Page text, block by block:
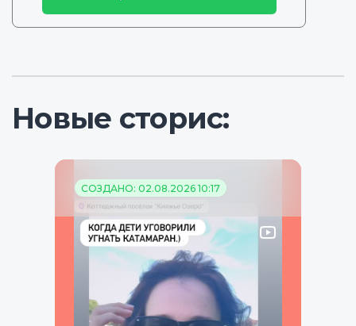
Новые сторис:
СОЗДАНО: 02.08.2026 10:17